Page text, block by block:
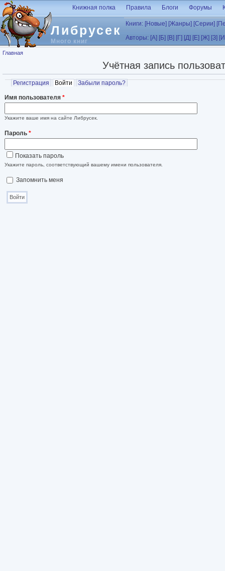
Перейти к основному содержанию
Либрусек
Много книг
Книжная полка Правила Блоги Форумы
Книги: [Новые] [Жанры] [Серии]
Авторы: [А] [Б] [В] [Г] [Д] [Е] [Ж] [З]
Вы здесь
Главная
Учётная запись
Главные вкладки
Регистрация Войти (активная вкладка)
Забыли пароль?
Имя пользователя *
Укажите ваше имя на сайте Либрусек.
Пароль *
Показать пароль
Укажите пароль, соответствующий вашему имени пользователя.
Запомнить меня